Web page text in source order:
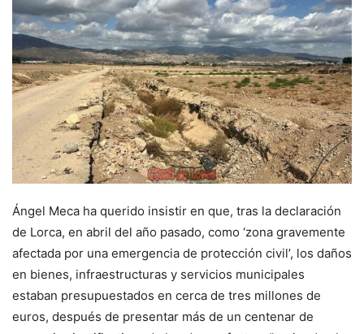
Ángel Meca ha querido insistir en que, tras la declaración
de Lorca, en abril del año pasado, como ‘zona gravemente
afectada por una emergencia de protección civil’, los daños
en bienes, infraestructuras y servicios municipales
estaban presupuestados en cerca de tres millones de
euros, después de presentar más de un centenar de